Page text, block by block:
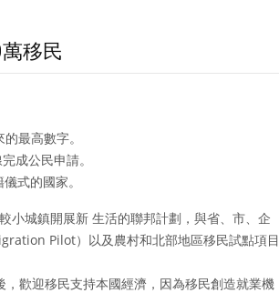
移民
最高數字。
成公民申請。
式的國家。
小城鎮開展新 生活的聯邦計劃，與省、市、企
Pilot）以及農村和北部地區移民試點項目
歡迎移民支持本國經濟，因為移民創造就業機